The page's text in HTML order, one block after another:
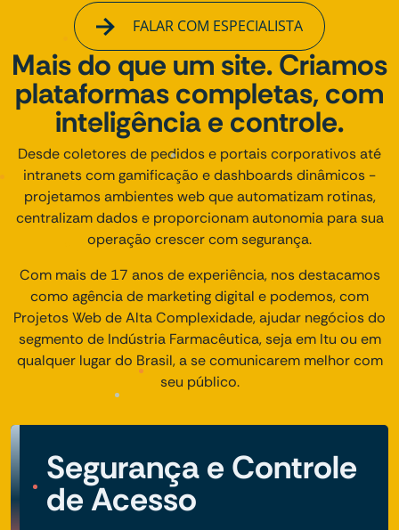
FALAR COM ESPECIALISTA
Mais do que um site. Criamos
plataformas completas, com
inteligência e controle.
Desde coletores de pedidos e portais corporativos até
intranets com gamificação e dashboards dinâmicos -
projetamos ambientes web que automatizam rotinas,
centralizam dados e proporcionam autonomia para sua
operação crescer com segurança.
Com mais de 17 anos de experiência, nos destacamos
como agência de marketing digital e podemos, com
Projetos Web de Alta Complexidade, ajudar negócios do
segmento de Indústria Farmacêutica, seja em Itu ou em
qualquer lugar do Brasil, a se comunicarem melhor com
seu público.
Segurança e Controle
de Acesso